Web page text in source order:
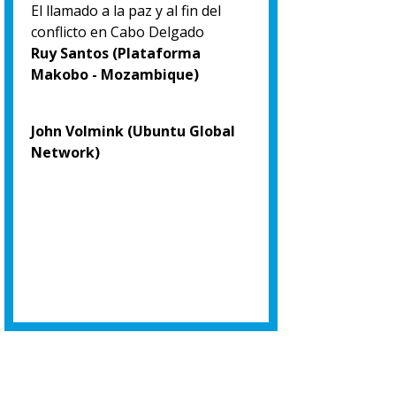
El llamado a la paz y al fin del
conflicto en Cabo Delgado
Ruy Santos (Plataforma
Makobo - Mozambique)
John Volmink (Ubuntu Global
Network)